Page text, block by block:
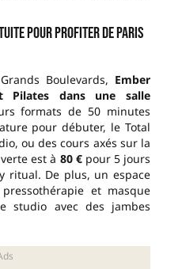
pour profiter de Paris
Boulevards, Ember
Pilates dans une salle
formats de 50 minutes
pour débuter, le Total
ou des cours axés sur la
est à 80 €pour 5 jours
ritual. De plus, un espace
et masque
studio avec des jambes